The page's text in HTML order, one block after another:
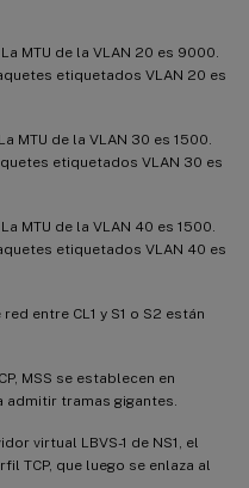
MTU de la VLAN 20 es 9000.
etiquetados VLAN 20 es
MTU de la VLAN 30 es 1500.
etiquetados VLAN 30 es
MTU de la VLAN 40 es 1500.
etiquetados VLAN 40 es
entre CL1 y S1 o S2 están
MSS se establecen en
tramas gigantes.
virtual LBVS-1 de NS1, el
TCP, que luego se enlaza al